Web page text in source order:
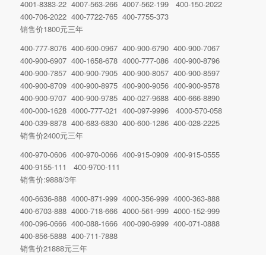
4001-8383-22 4007-563-266 4007-562-199 400-150-2022
400-706-2022 400-7722-765 400-7755-373
销售价1800元三年
400-777-8076 400-600-0967 400-900-6790 400-900-7067
400-900-6907 400-1658-678 4000-777-086 400-900-8796
400-900-7857 400-900-7905 400-900-8057 400-900-8597
400-900-8709 400-900-8975 400-900-9056 400-900-9578
400-900-9707 400-900-9785 400-027-9688 400-666-8890
400-000-1628 4000-777-021 400-097-9996 4000-570-058
400-039-8878 400-683-6830 400-600-1286 400-028-2225
销售价2400元三年
400-970-0606 400-970-0066 400-915-0909 400-915-0555
400-9155-111 400-9700-111
销售价:9888/3年
400-6636-888 4000-871-999 4000-356-999 4000-363-888
400-6703-888 4000-718-666 4000-561-999 4000-152-999
400-096-0666 400-088-1666 400-090-6999 400-071-0888
400-856-5888 400-711-7888
销售价21888元三年